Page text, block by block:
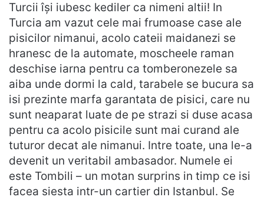
Turcii își iubesc kediler ca nimeni altii! In
Turcia am vazut cele mai frumoase case ale
pisicilor nimanui, acolo cateii maidanezi se
hranesc de la automate, moscheele raman
deschise iarna pentru ca tomberonezele sa
aiba unde dormi la cald, tarabele se bucura sa
isi prezinte marfa garantata de pisici, care nu
sunt neaparat luate de pe strazi si duse acasa
pentru ca acolo pisicile sunt mai curand ale
tuturor decat ale nimanui. Intre toate, una le-a
devenit un veritabil ambasador. Numele ei
este Tombili – un motan surprins in timp ce isi
facea siesta intr-un cartier din Istanbul. Se